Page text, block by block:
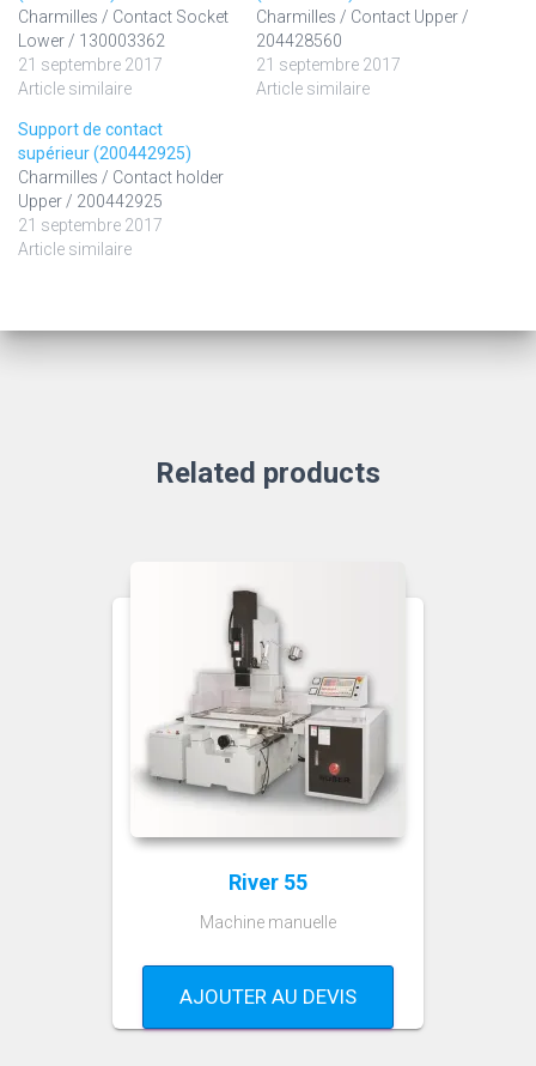
Charmilles / Contact Socket
Lower / 130003362
21 septembre 2017
Article similaire
Charmilles / Contact Upper /
204428560
21 septembre 2017
Article similaire
Support de contact
supérieur (200442925)
Charmilles / Contact holder
Upper / 200442925
21 septembre 2017
Article similaire
Related products
River 55
Machine manuelle
AJOUTER AU DEVIS